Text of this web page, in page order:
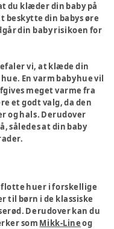
du klæder din baby på
beskytte din babys øre
din baby risikoen for
vi, at klæde din
En varm babyhue vil
meget varme fra
et godt valg, da den
og hals. Derudover
således at din baby
huer i forskellige
til børn i de klassiske
Derudover kan du
som Mikk-Lineog